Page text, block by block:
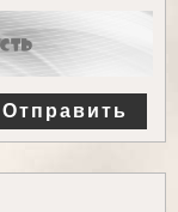
Отправить